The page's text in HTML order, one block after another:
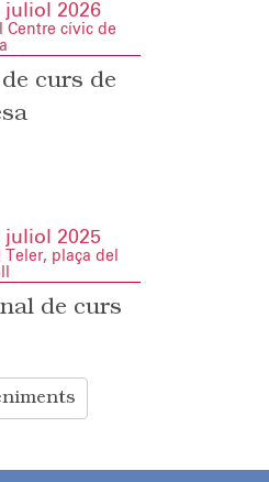
juliol 2026
Centre cívic de
curs de
juliol 2025
plaça del
de curs